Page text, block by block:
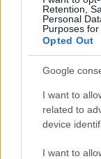
Retention,
Personal
Purposes for
Opted Out
Google
I want to
related to
device
I want to
©2026 -